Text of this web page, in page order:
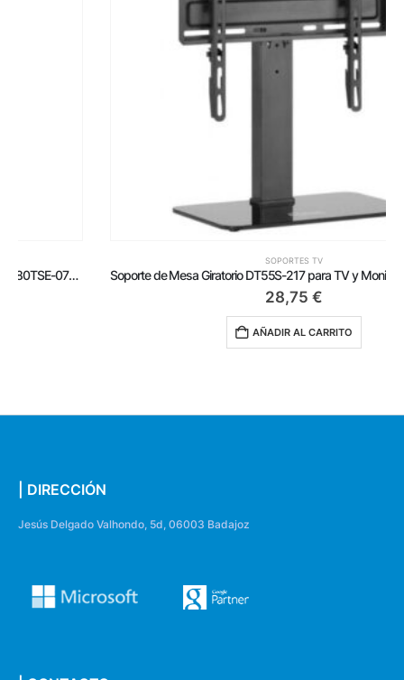
Soporte de Mesa Giratorio DT55S-217 para TV y Monitor de 32′-55’/ hasta 40 kg
AÑADIR AL CARRITO
| DIRECCIÓN
Jesús Delgado Valhondo, 5d, 06003 Badajoz